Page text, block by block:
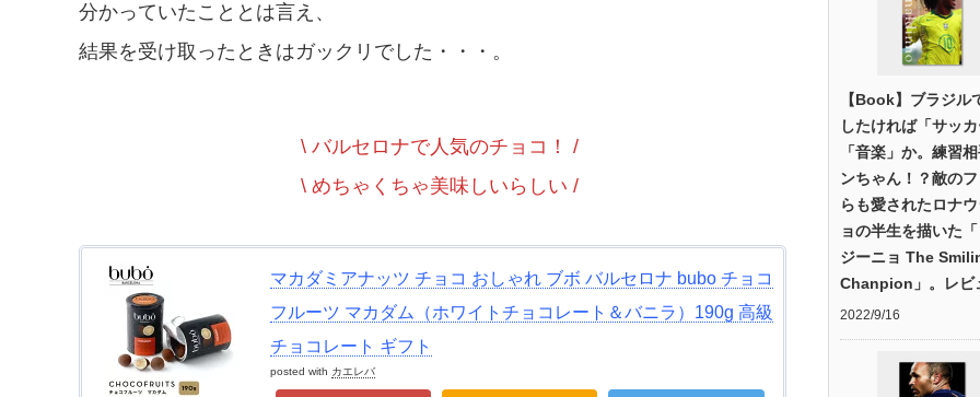
分かっていたこととは言え、
結果を受け取ったときはガックリでした・・・。
\ バルセロナで人気のチョコ！ /
\ めちゃくちゃ美味しいらしい /
マカダミアナッツ チョコ おしゃれ ブボ バルセロナ bubo チョコ
フルーツ マカダム（ホワイトチョコレート＆バニラ）190g 高級
チョコレート ギフト
posted with カエレバ
【Book】ブラジル
したければ「サッ
「音楽」か。練習
ンちゃん！？敵の
らも愛されたロナ
ョの半生を描いた
ジーニョ The
Chanpion」。レビ
2022/9/16